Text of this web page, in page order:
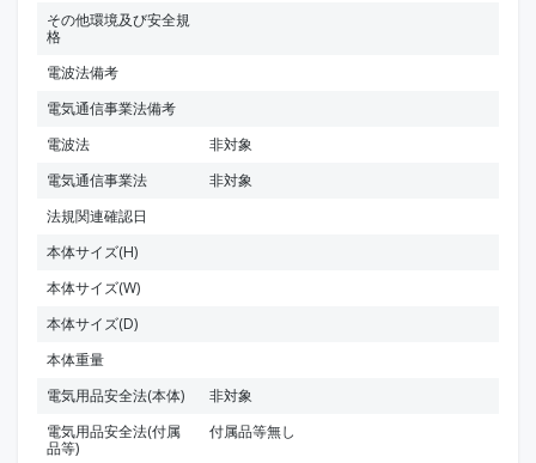
その他環境及び安全規
格
電波法備考
電気通信事業法備考
電波法
非対象
電気通信事業法
非対象
法規関連確認日
本体サイズ(H)
本体サイズ(W)
本体サイズ(D)
本体重量
電気用品安全法(本体)
非対象
電気用品安全法(付属
品等)
付属品等無し